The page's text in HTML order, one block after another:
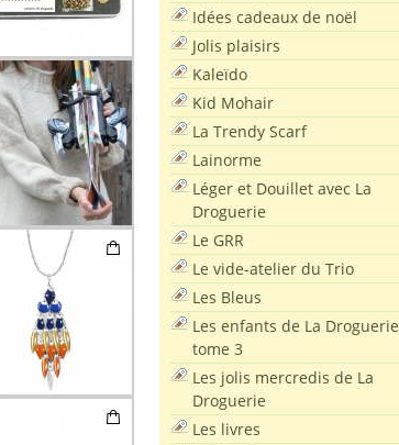
Idées cadeaux de noël
Jolis plaisirs
Kaleïdo
Kid Mohair
La Trendy Scarf
Lainorme
Léger et Douillet avec La
Droguerie
Le GRR
Le vide-atelier du Trio
Les Bleus
Les enfants de La Droguerie
tome 3
Les jolis mercredis de La
Droguerie
Les livres